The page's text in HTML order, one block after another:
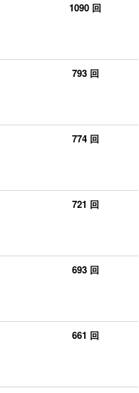
1090 回
793 回
774 回
721 回
693 回
661 回